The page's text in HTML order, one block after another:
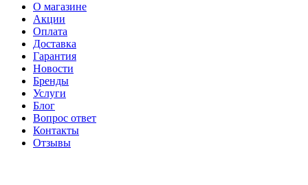
О магазине
Акции
Оплата
Доставка
Гарантия
Новости
Бренды
Услуги
Блог
Вопрос ответ
Контакты
Отзывы